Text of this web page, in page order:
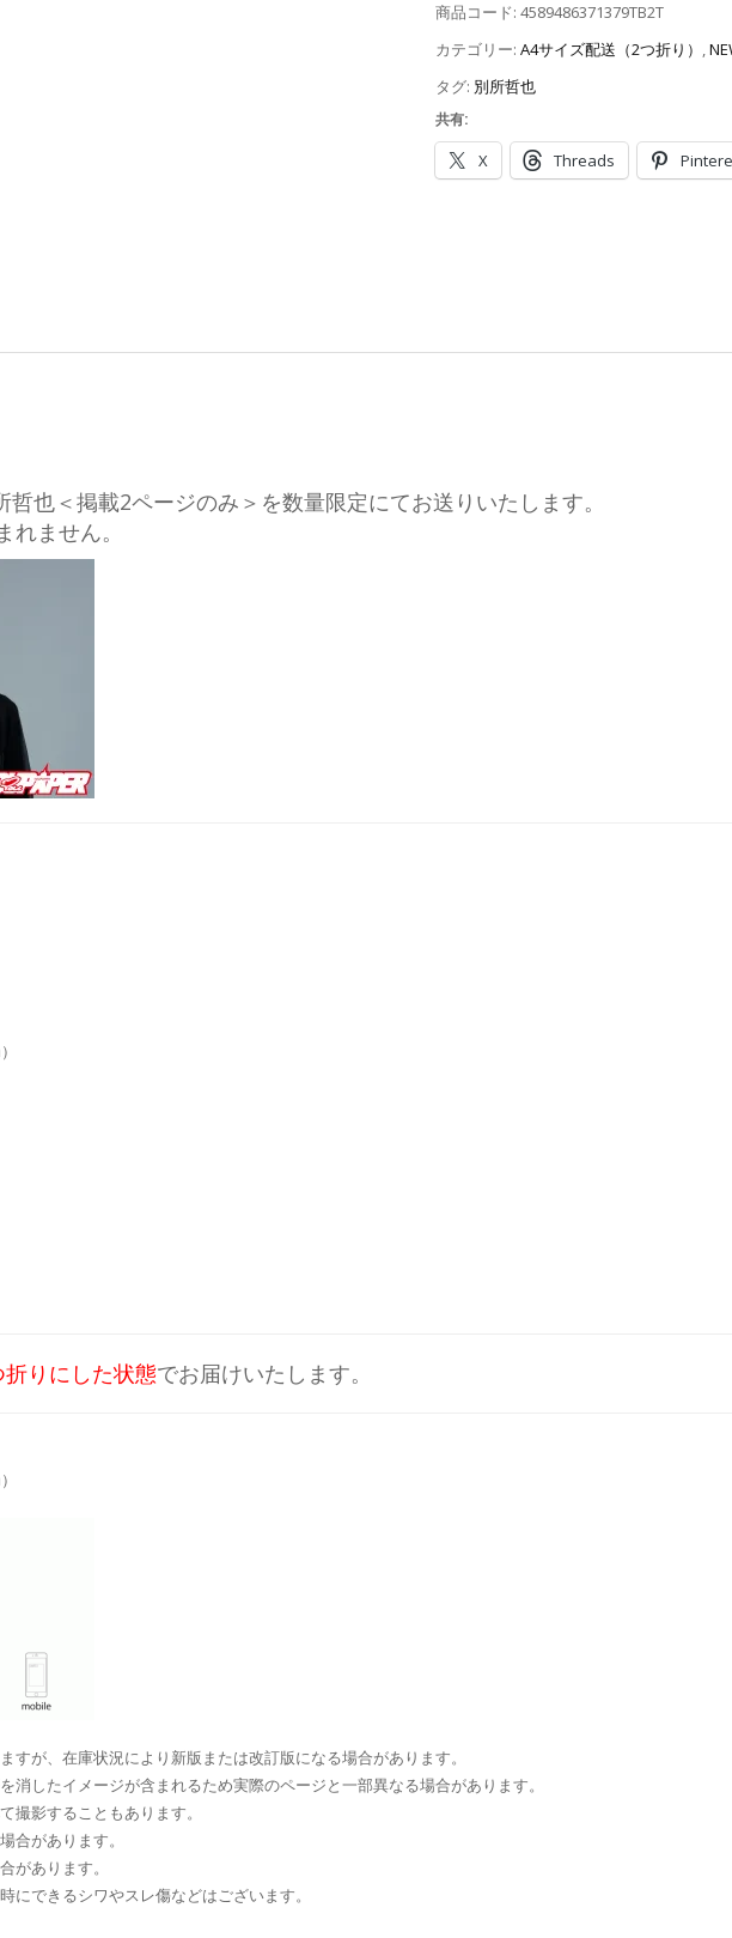
商品コード: 4589486371379TB2T
カテゴリー: A4サイズ配送（2つ折り） ,
タグ: 別所哲也
共有:
X Threads
哲也＜掲載2ページのみ＞を数量限定にてお送りいたします。
ません。
折りにした状態でお届けいたします。
が、在庫状況により新版または改訂版になる場合があります。
したイメージが含まれるため実際のページと一部異なる場合があります。
影することもあります。
合があります。
があります。
できるシワやスレ傷などはございます。